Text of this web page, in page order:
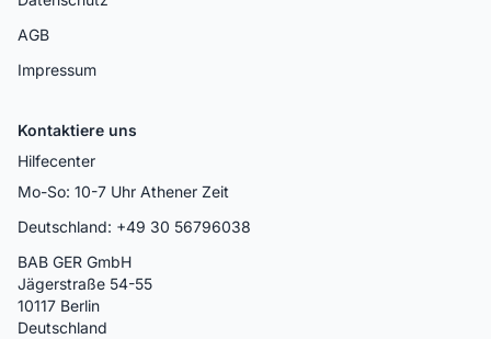
AGB
Impressum
Kontaktiere uns
Hilfecenter
Mo-So: 10-7 Uhr Athener Zeit
Deutschland: +49 30 56796038
BAB GER GmbH
Jägerstraße 54-55
10117 Berlin
Deutschland